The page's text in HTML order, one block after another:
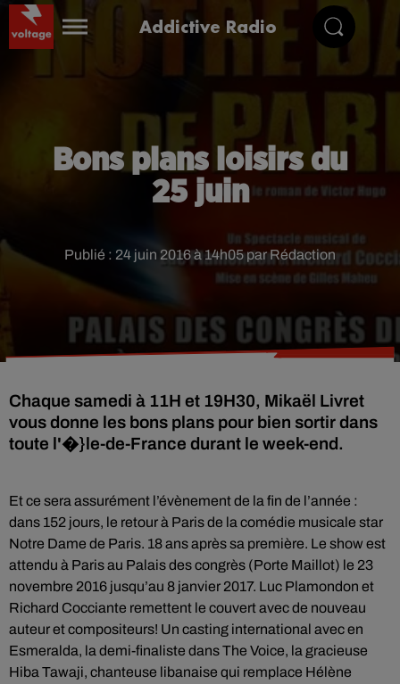
Addictive Radio
Bons plans loisirs du
25 juin
Publié : 24 juin 2016 à 14h05 par Rédaction
Chaque samedi à 11H et 19H30, Mikaël Livret
vous donne les bons plans pour bien sortir dans
toute l'�}le-de-France durant le week-end.
Et ce sera assurément l’évènement de la fin de l’année :
dans 152 jours, le retour à Paris de la comédie musicale star
Notre Dame de Paris. 18 ans après sa première. Le show est
attendu à Paris au Palais des congrès (Porte Maillot) le 23
novembre 2016 jusqu’au 8 janvier 2017. Luc Plamondon et
Richard Cocciante remettent le couvert avec de nouveau
auteur et compositeurs! Un casting international avec en
Esmeralda, la demi-finaliste dans The Voice, la gracieuse
Hiba Tawaji, chanteuse libanaise qui remplace Hélène